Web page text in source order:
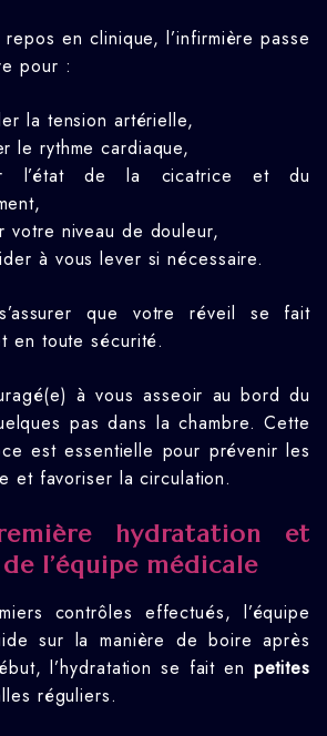
en clinique, l’infirmière passe
pour :
la tension artérielle,
le rythme cardiaque,
l’état de la cicatrice et du
votre niveau de douleur,
à vous lever si nécessaire.
que votre réveil se fait
en toute sécurité.
à vous asseoir au bord du
pas dans la chambre. Cette
est essentielle pour prévenir les
et favoriser la circulation.
hydratation et
l’équipe médicale
contrôles effectués, l’équipe
sur la manière de boire après
l’hydratation se fait en petites
réguliers.